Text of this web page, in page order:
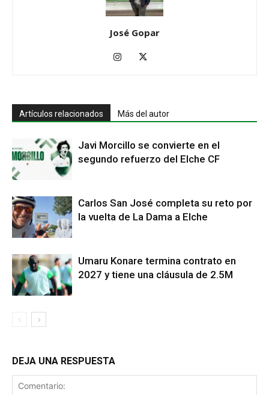
José Gopar
Artículos relacionados Más del autor
Javi Morcillo se convierte en el
segundo refuerzo del Elche CF
Carlos San José completa su reto por
la vuelta de La Dama a Elche
Umaru Konare termina contrato en
2027 y tiene una cláusula de 2.5M
DEJA UNA RESPUESTA